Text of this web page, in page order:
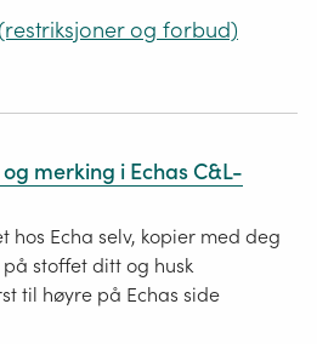
og forbud)
merking i Echas C&L-
hos Echa selv, kopier med deg
stoffet ditt og husk
til høyre på Echas side